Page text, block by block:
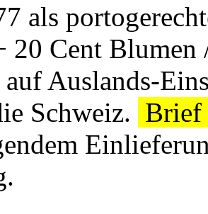
als
20 Cent Blumen
Auslands-
Schweiz.